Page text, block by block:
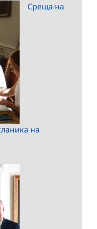
Среща на
на